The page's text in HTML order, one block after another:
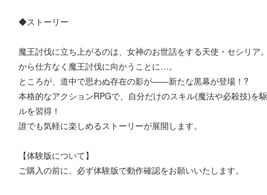
◆ストーリー
魔王討伐に立ち上がるのは、女神のお世話をする天使・セシリ
から仕方なく魔王討伐に向かうことに…。
ところが、道中で思わぬ存在の影が――新たな黒幕が登場！?
本格的なアクションRPGで、自分だけのスキル(魔法や必殺技)を
ルを習得！
誰でも気軽に楽しめるストーリーが展開します。
【体験版について】
ご購入の前に、必ず体験版で動作確認をお願いいたします。